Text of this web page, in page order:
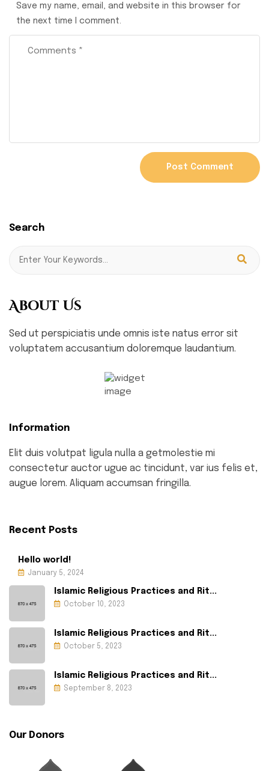
Save my name, email, and website in this browser for
the next time I comment.
Search
About Us
Sed ut perspiciatis unde omnis iste natus error sit
voluptatem accusantium doloremque laudantium.
Information
Elit duis volutpat ligula nulla a getmolestie mi
consectetur auctor ugue ac tincidunt, var ius felis et,
augue lorem. Aliquam accumsan fringilla.
Recent Posts
Hello world!
January 5, 2024
Islamic Religious Practices and Rit...
October 10, 2023
Islamic Religious Practices and Rit...
October 5, 2023
Islamic Religious Practices and Rit...
September 8, 2023
Our Donors